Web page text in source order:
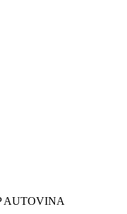
AUTOVINA